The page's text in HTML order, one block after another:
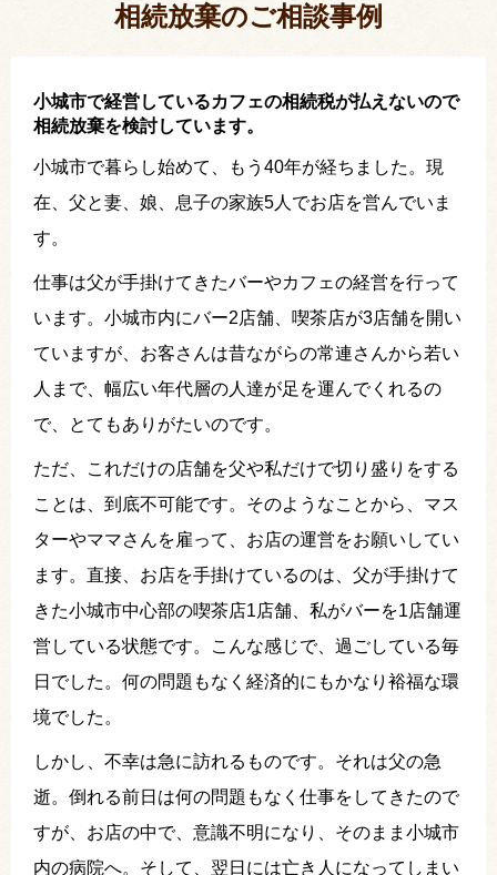
相続放棄のご相談事例
小城市で経営しているカフェの相続税が払えないので
相続放棄を検討しています。
小城市で暮らし始めて、もう40年が経ちました。現
在、父と妻、娘、息子の家族5人でお店を営んでいま
す。
仕事は父が手掛けてきたバーやカフェの経営を行って
います。小城市内にバー2店舗、喫茶店が3店舗を開い
ていますが、お客さんは昔ながらの常連さんから若い
人まで、幅広い年代層の人達が足を運んでくれるの
で、とてもありがたいのです。
ただ、これだけの店舗を父や私だけで切り盛りをする
ことは、到底不可能です。そのようなことから、マス
ターやママさんを雇って、お店の運営をお願いしてい
ます。直接、お店を手掛けているのは、父が手掛けて
きた小城市中心部の喫茶店1店舗、私がバーを1店舗運
営している状態です。こんな感じで、過ごしている毎
日でした。何の問題もなく経済的にもかなり裕福な環
境でした。
しかし、不幸は急に訪れるものです。それは父の急
逝。倒れる前日は何の問題もなく仕事をしてきたので
すが、お店の中で、意識不明になり、そのまま小城市
内の病院へ。そして、翌日には亡き人になってしまい